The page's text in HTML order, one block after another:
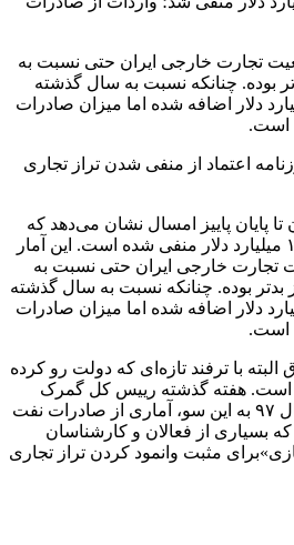
تجارت خارجی ایران حتی نسبت به
بوده. چنانکه نسبت به سال گذشته
واردات بیش از ۵ میلیارد دلار اضافه شده اما میزان صادرات
است.
اعتماد از منفی شدن تراز تجاری
پایان پاییز امسال نشان می‌دهد که
تراز تجاری کشور بیش از ۱۲ میلیارد دلار منفی شده است. این آمار
خارجی ایران حتی نسبت به
بوده. چنانکه نسبت به سال گذشته
واردات بیش از ۵ میلیارد دلار اضافه شده اما میزان صادرات
است.
البته با ترفند تازه‌ای که دولت رو کرده
است. هفته گذشته رییس کل گمرک
ایران برای نخستین‌بار از سال ۹۷ به این سو، آماری از صادرات نفت
بسیاری از فعالان و کارشناسان
مثبت وانمود کردن تراز تجاری